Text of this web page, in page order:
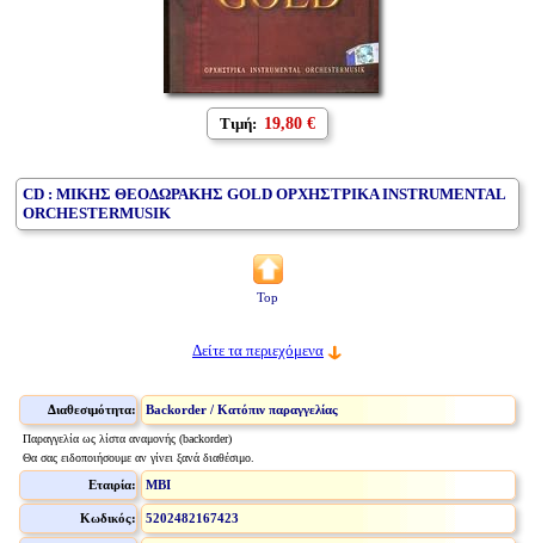
Τιμή: 19,80 €
CD : ΜΙΚΗΣ ΘΕΟΔΩΡΑΚΗΣ GOLD ΟΡΧΗΣΤΡΙΚΑ INSTRUMENTAL
ORCHESTERMUSIK
Top
Δείτε τα περιεχόμενα
Διαθεσιμότητα: Backorder / Κατόπιν παραγγελίας
Παραγγελία ως λίστα αναμονής (backorder)
Θα σας ειδοποιήσουμε αν γίνει ξανά διαθέσιμο.
Εταιρία: MBI
Κωδικός: 5202482167423